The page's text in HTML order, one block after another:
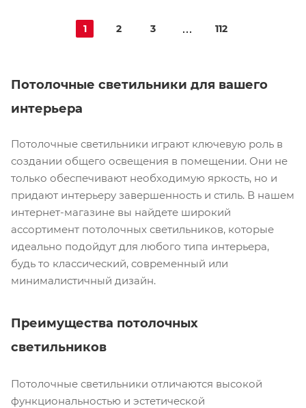
1 2 3 112
Потолочные светильники для вашего
интерьера
Потолочные светильники играют ключевую роль в
создании общего освещения в помещении. Они не
только обеспечивают необходимую яркость, но и
придают интерьеру завершенность и стиль. В нашем
интернет-магазине вы найдете широкий
ассортимент потолочных светильников, которые
идеально подойдут для любого типа интерьера,
будь то классический, современный или
минималистичный дизайн.
Преимущества потолочных
светильников
Потолочные светильники отличаются высокой
функциональностью и эстетической